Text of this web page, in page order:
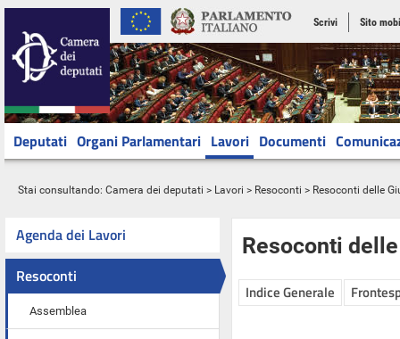
Scrivi Sito
Deputati Organi Parlamentari Lavori Documenti
Stai consultando: Camera dei deputati > Lavori > Resoconti > Resoconti delle
Agenda dei Lavori
Resoconti
Assemblea
Resoconti
Indice Generale